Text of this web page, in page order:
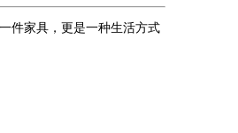
件家具，更是一种生活方式